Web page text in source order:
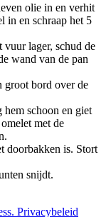
olie in en verhit
in en schraap het 5
vuur lager, schud de
wand van de pan
groot bord over de
hem schoon en giet
met de
doorbakken is. Stort
snijdt.
Privacybeleid